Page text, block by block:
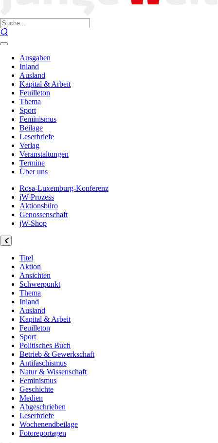
Ausgaben
Inland
Ausland
Kapital & Arbeit
Feuilleton
Thema
Sport
Feminismus
Beilage
Leserbriefe
Verlag
Veranstaltungen
Termine
Über uns
Rosa-Luxemburg-Konferenz
jW-Prozess
Aktionsbüro
Genossenschaft
jW-Shop
Titel
Aktion
Ansichten
Schwerpunkt
Thema
Inland
Ausland
Kapital & Arbeit
Feuilleton
Sport
Politisches Buch
Betrieb & Gewerkschaft
Antifaschismus
Natur & Wissenschaft
Feminismus
Geschichte
Medien
Abgeschrieben
Leserbriefe
Wochenendbeilage
Fotoreportagen